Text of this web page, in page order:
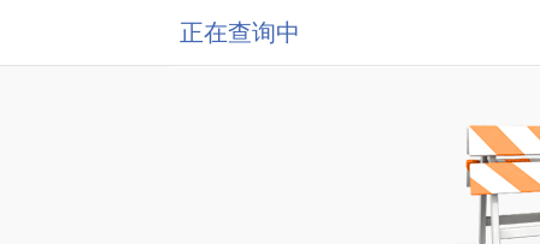
正在查询中